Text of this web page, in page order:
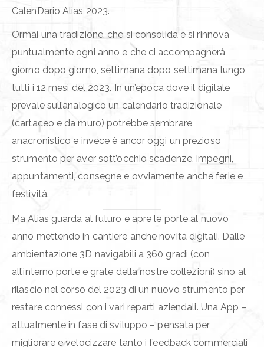
CalenDario Alias 2023.
Ormai una tradizione, che si consolida e si rinnova
puntualmente ogni anno e che ci accompagnerà
giorno dopo giorno, settimana dopo settimana lungo
tutti i 12 mesi del 2023. In un’epoca dove il digitale
prevale sull’analogico un calendario tradizionale
(cartaceo e da muro) potrebbe sembrare
anacronistico e invece è ancor oggi un prezioso
strumento per aver sott’occhio scadenze, impegni,
appuntamenti, consegne e ovviamente anche ferie e
festività.
Ma Alias guarda al futuro e apre le porte al nuovo
anno mettendo in cantiere anche novità digitali. Dalle
ambientazione 3D navigabili a 360 gradi (con
all’interno porte e grate della nostre collezioni) sino al
rilascio nel corso del 2023 di un nuovo strumento per
restare connessi con i vari reparti aziendali. Una App –
attualmente in fase di sviluppo – pensata per
migliorare e velocizzare tanto i feedback commerciali